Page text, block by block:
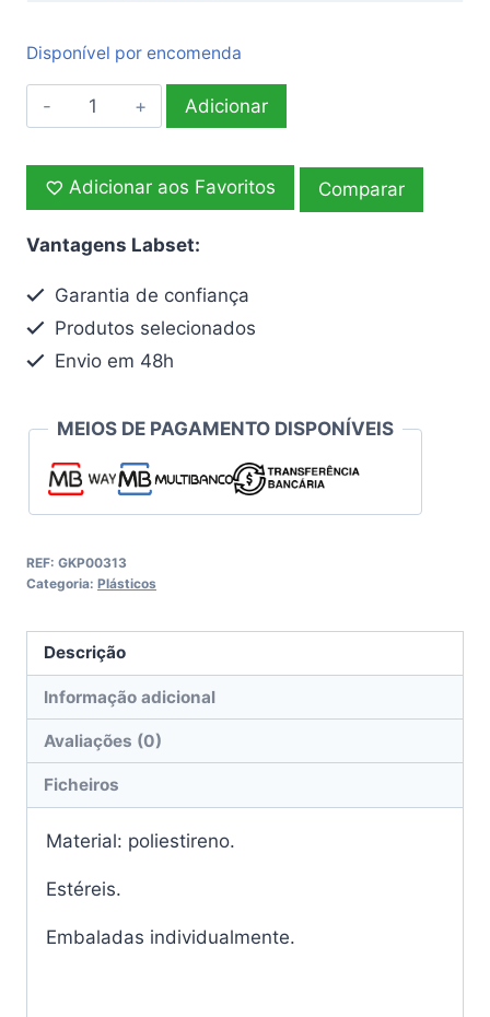
Disponível por encomenda
Quantidade
de
Pasteur
esterilizadas
1
Adicionar
Adicionar aos Favoritos Comparar
Vantagens Labset:
Garantia de confiança
Produtos selecionados
Envio em 48h
MEIOS DE PAGAMENTO DISPONÍVEIS
REF: GKP00313
Categoria: Plásticos
Descrição
Informação adicional
Avaliações (0)
Ficheiros
Material: poliestireno.
Estéreis.
Embaladas individualmente.